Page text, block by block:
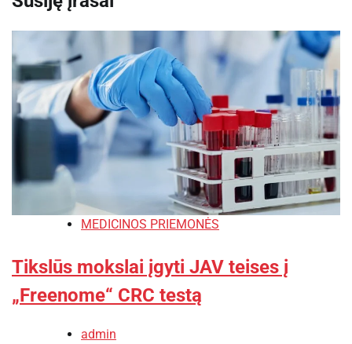
MEDICINOS PRIEMONĖS
Tikslūs mokslai įgyti JAV teises į
„Freenome“ CRC testą
admin